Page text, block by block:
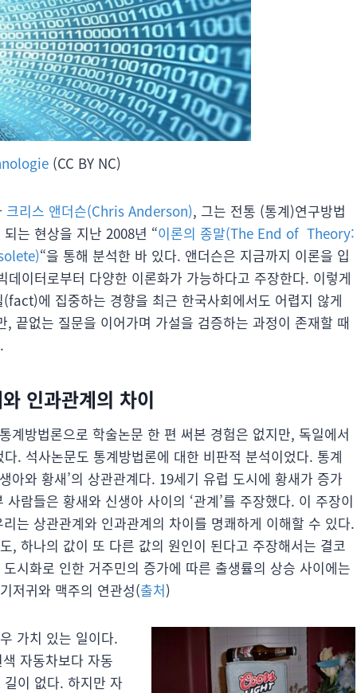
(CC BY NC)
크리스 앤더슨(Chris Anderson), 그는 전통 (통계)연구방법
는 현상을 지난 2008년 “이론의 종말(The End of Theory:
“을 통해 분석한 바 있다. 앤더슨은 지금까지 이론을 입
이터로부터 다양한 이론화가 가능하다고 주장한다. 이렇게
에 집중하는 경향을 최근 한국사회에서도 어렵지 않게
끝없는 질문을 이어가며 가설을 검증하는 과정이 존재할 때
인과관계의 차이
방법론으로 학술논문 한 편 써본 경험은 없지만, 독일에서
. 석사논문도 통계방법론에 대한 비판적 분석이었다. 통계
와 황새’의 상관관계다. 19세기 유럽 도시에 황새가 증가
람들은 황새와 신생아 사이의 ‘관계’를 주장했다. 이 주장이
는 상관관계와 인과관계의 차이를 명쾌하게 이해할 수 있다.
, 하나의 값이 또 다른 값의 원인이 된다고 주장해서는 결코
시화로 인한 거주민의 증가에 따른 출생률의 상승 사이에는
저귀와 맥주의 연관성(출처)
가치 있는 일이다.
자동차보다 자동
이 없다. 하지만 자